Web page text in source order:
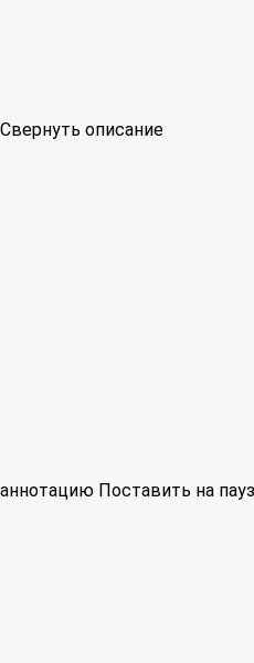
Свернуть описание
аннотацию Поставить на